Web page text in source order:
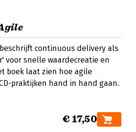
continuous delivery als
voor snelle waardecreatie en
boek laat zien hoe agile
praktijken hand in hand gaan.
€ 17,50